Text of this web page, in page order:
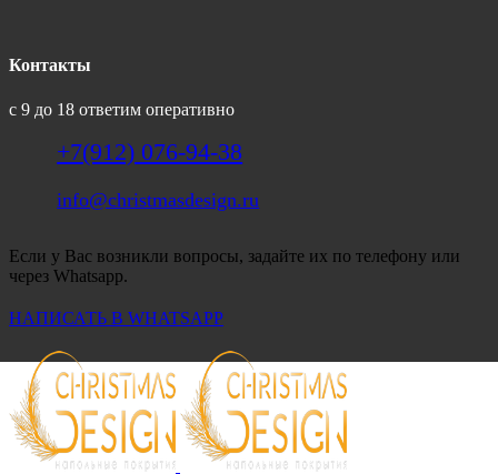
Контакты
с 9 до 18 ответим оперативно
+7(912) 076-94-38
info@christmasdesign.ru
Если у Вас возникли вопросы, задайте их по телефону или
через Whatsapp.
НАПИСАТЬ В WHATSAPP